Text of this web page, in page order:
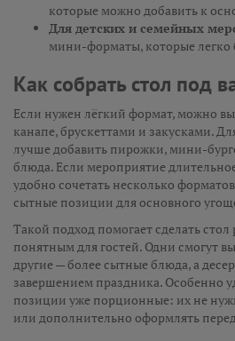
которые можно добавить к
Для детских и семейных
мини-форматы, которые легко
Как собрать стол под
Если нужен лёгкий формат, можно
канапе, брускеттами и закусками.
лучше добавить пирожки, мини-
блюда. Если мероприятие
удобно сочетать несколько
сытные позиции для основного
Такой подход помогает сделать
понятным для гостей. Одни смогут
другие — более сытные блюда, а
завершением праздника. Особенно
позиции уже порционные: их не
или дополнительно оформлять